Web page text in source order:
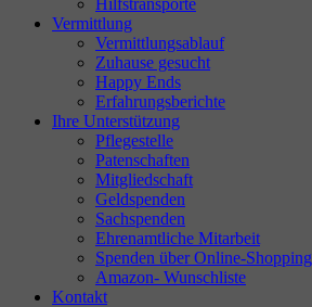
Hilfstransporte
Vermittlung
Vermittlungsablauf
Zuhause gesucht
Happy Ends
Erfahrungsberichte
Ihre Unterstützung
Pflegestelle
Patenschaften
Mitgliedschaft
Geldspenden
Sachspenden
Ehrenamtliche Mitarbeit
Spenden über Online-Shopping
Amazon- Wunschliste
Kontakt